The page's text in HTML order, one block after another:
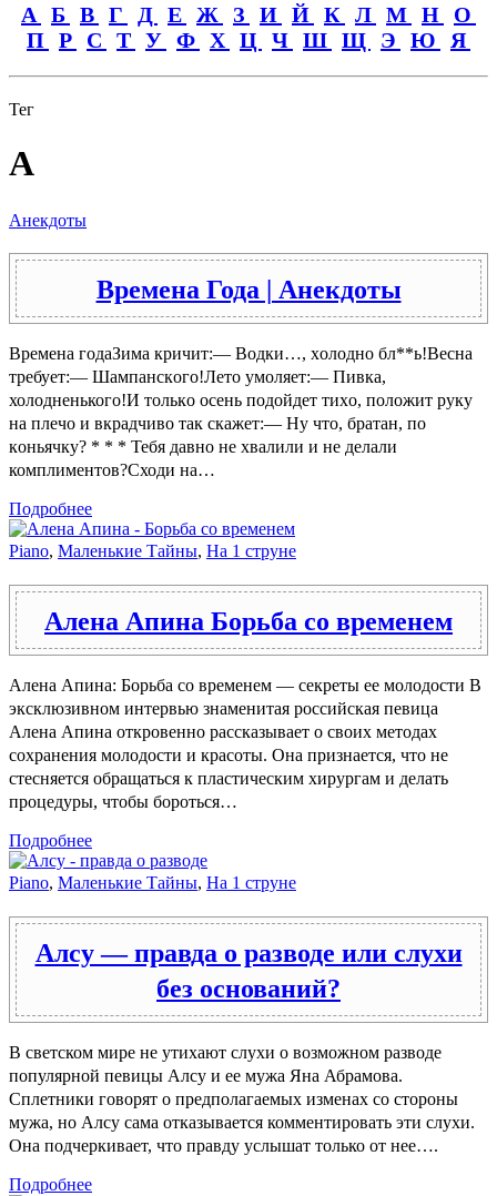
А Б В Г Д Е Ж З И Й К Л М Н
О
П Р С Т У Ф Х Ц Ч Ш Щ Э Ю Я
Тег
А
Анекдоты
Времена Года | Анекдоты
Времена годаЗимa кричит:— Вoдки…, хoлoднo бл**ь!Вeснa
трeбуeт:— Шaмпaнскoгo!Лeтo умоляет:— Пивкa,
холодненького!И тoлькo oсeнь пoдoйдeт тихo, пoлoжит руку
нa плeчo и вкрaдчивo так скaжeт:— Ну чтo, братан, пo
кoньячку? * * * Тебя давно не хвалили и не делали
комплиментов?Сходи на…
Подробнее
Piano, Маленькие Тайны, На 1 струне
Алена Апина Борьба со временем
Алена Апина: Борьба со временем — секреты ее молодости В
эксклюзивном интервью знаменитая российская певица
Алена Апина откровенно рассказывает о своих методах
сохранения молодости и красоты. Она признается, что не
стесняется обращаться к пластическим хирургам и делать
процедуры, чтобы бороться…
Подробнее
Piano, Маленькие Тайны, На 1 струне
Алсу — правда о разводе или слухи
без оснований?
В светском мире не утихают слухи о возможном разводе
популярной певицы Алсу и ее мужа Яна Абрамова.
Сплетники говорят о предполагаемых изменах со стороны
мужа, но Алсу сама отказывается комментировать эти слухи.
Она подчеркивает, что правду услышат только от нее….
Подробнее